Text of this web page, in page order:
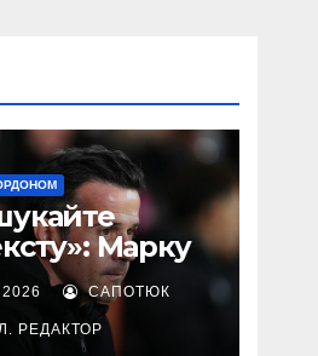
Марку
пояснив
Трубіна
Бенфіки
САПОТЮК
РЕДАКТОР